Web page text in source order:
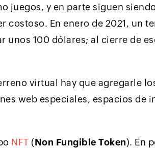
juegos, y en parte siguen
costoso. En enero de 2021, un
unos 100 dólares; al cierre de
virtual hay que agregarle
web especiales, espacios de
NFT (Non Fungible Token). En